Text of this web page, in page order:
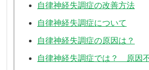
自律神経失調症の改善方法
自律神経失調症について
自律神経失調症の原因は？
自律神経失調症では？ 原因